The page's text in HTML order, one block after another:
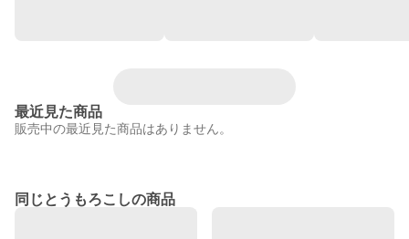
最近見た商品
販売中の最近見た商品はありません。
同じとうもろこしの商品